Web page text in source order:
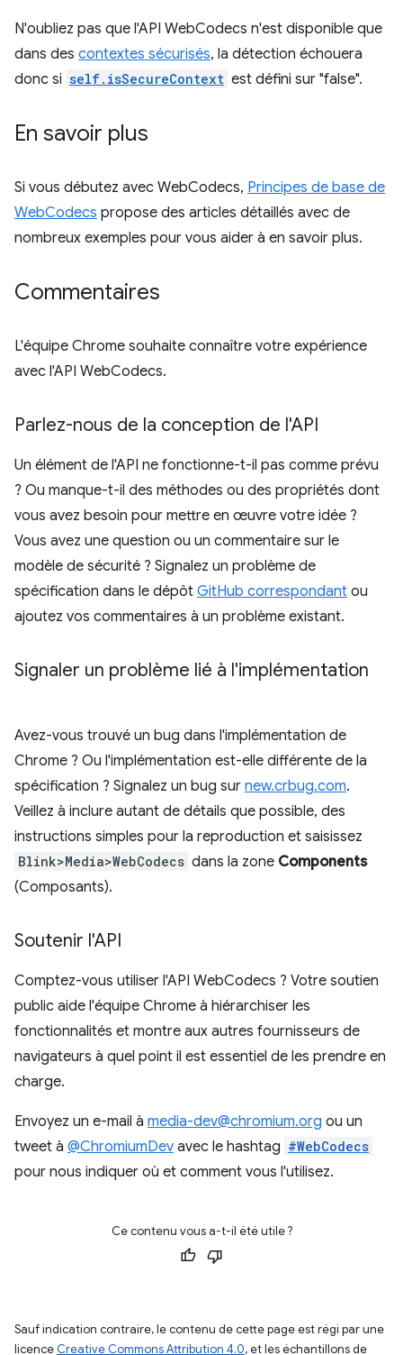
N'oubliez pas que l'API WebCodecs n'est disponible que
dans des contextes sécurisés, la détection échouera
donc si self.isSecureContext est défini sur "false".
En savoir plus
Si vous débutez avec WebCodecs, Principes de base de
WebCodecs propose des articles détaillés avec de
nombreux exemples pour vous aider à en savoir plus.
Commentaires
L'équipe Chrome souhaite connaître votre expérience
avec l'API WebCodecs.
Parlez-nous de la conception de l'API
Un élément de l'API ne fonctionne-t-il pas comme prévu
? Ou manque-t-il des méthodes ou des propriétés dont
vous avez besoin pour mettre en œuvre votre idée ?
Vous avez une question ou un commentaire sur le
modèle de sécurité ? Signalez un problème de
spécification dans le dépôt GitHub correspondant ou
ajoutez vos commentaires à un problème existant.
Signaler un problème lié à l'implémentation
Avez-vous trouvé un bug dans l'implémentation de
Chrome ? Ou l'implémentation est-elle différente de la
spécification ? Signalez un bug sur new.crbug.com.
Veillez à inclure autant de détails que possible, des
instructions simples pour la reproduction et saisissez
Blink>Media>WebCodecs dans la zone Components
(Composants).
Soutenir l'API
Comptez-vous utiliser l'API WebCodecs ? Votre soutien
public aide l'équipe Chrome à hiérarchiser les
fonctionnalités et montre aux autres fournisseurs de
navigateurs à quel point il est essentiel de les prendre en
charge.
Envoyez un e-mail à media-dev@chromium.org ou un
tweet à @ChromiumDev avec le hashtag #WebCodecs
pour nous indiquer où et comment vous l'utilisez.
Ce contenu vous a-t-il été utile ?
Sauf indication contraire, le contenu de cette page est régi par une
licence Creative Commons Attribution 4.0, et les échantillons de